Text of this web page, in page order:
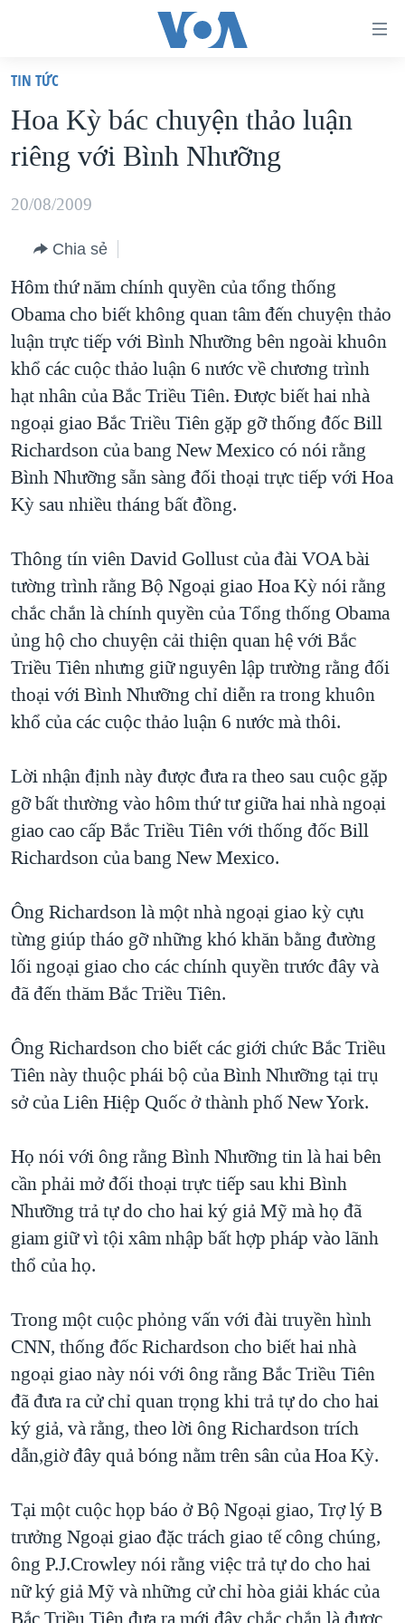
truy
cập
Tới
dung
chính
điều
hướng
chính
Đi
tới
"Tìm"
VIỆT NAM
HOA KỲ
BIỂN ĐÔNG
BLOG
DIỄN ĐÀN
MỤC
TỰ DO BÁO CHÍ
VẠCH TRẦN TIN GIẢ
NGƯỜI VIỆT HẢI NGOẠI
ĐỜI SỐNG
SỨC KHOẺ
VĂN HOÁ
THỂ THAO
GIÁO DỤC
CHUYÊN ĐỀ
CHIẾN TRANH THƯƠNG MẠI CỦA MỸ: QUÁ KHỨ VÀ HIỆN
HÀNH TRÌNH BẦU CỬ 2024
MỘT NĂM CHIẾN TRANH TẠI DẢI GAZA
GIẢI MÃ VÀNH ĐAI & CON ĐƯỜNG
TRỊNH VĨNH BÌNH - NGƯỜI HẠ 'BÊN THẮNG CUỘC'
GROUND ZERO – XƯA VÀ NAY
CHI PHÍ CHIẾN TRANH AFGHANISTAN
CÁC GIÁ TRỊ CỘNG HÒA Ở VIỆT NAM
THƯỢNG ĐỈNH TRUMP-KIM TẠI VIỆT NAM
TRỊNH VĨNH BÌNH VS. CHÍNH PHỦ VIỆT NAM
NGƯ DÂN VIỆT VÀ LÀN SÓNG TRỘM HẢI SÂM
BÊN KIA QUỐC LỘ: TIẾNG VỌNG TỪ NÔNG THÔN MỸ
QUAN HỆ VIỆT MỸ
HỌC TIẾNG ANH
VIDEO
NGHE
MẠNG XÃ HỘI
Ngôn ngữ khác
TIN TỨC
Hoa Kỳ bác chuyện thảo luận
riêng với Bình Nhưỡng
20/08/2009
Chia sẻ
Hôm thứ năm chính quyền của tổng thống
Obama cho biết không quan tâm đến chuyện thảo
luận trực tiếp với Bình Nhưỡng bên ngoài khuôn
khổ các cuộc thảo luận 6 nước về chương trình
hạt nhân của Bắc Triều Tiên. Được biết hai nhà
ngoại giao Bắc Triều Tiên gặp gỡ thống đốc Bill
Richardson của bang New Mexico có nói rằng
Bình Nhưỡng sẵn sàng đối thoại trực tiếp với Hoa
Kỳ sau nhiều tháng bất đồng.
Thông tín viên David Gollust của đài VOA bài
tường trình rằng Bộ Ngoại giao Hoa Kỳ nói rằng
chắc chắn là chính quyền của Tổng thống Obama
ủng hộ cho chuyện cải thiện quan hệ với Bắc
Triều Tiên nhưng giữ nguyên lập trường rằng đối
thoại với Bình Nhưỡng chỉ diễn ra trong khuôn
khổ của các cuộc thảo luận 6 nước mà thôi.
Lời nhận định này được đưa ra theo sau cuộc gặp
gỡ bất thường vào hôm thứ tư giữa hai nhà ngoại
giao cao cấp Bắc Triều Tiên với thống đốc Bill
Richardson của bang New Mexico.
Ông Richardson là một nhà ngoại giao kỳ cựu
từng giúp tháo gỡ những khó khăn bằng đường
lối ngoại giao cho các chính quyền trước đây và
đã đến thăm Bắc Triều Tiên.
Ông Richardson cho biết các giới chức Bắc Triều
Tiên này thuộc phái bộ của Bình Nhưỡng tại trụ
sở của Liên Hiệp Quốc ở thành phố New York.
Họ nói với ông rằng Bình Nhưỡng tin là hai bên
cần phải mở đối thoại trực tiếp sau khi Bình
Nhưỡng trả tự do cho hai ký giả Mỹ mà họ đã
giam giữ vì tội xâm nhập bất hợp pháp vào lãnh
thổ của họ.
Trong một cuộc phỏng vấn với đài truyền hình
CNN, thống đốc Richardson cho biết hai nhà
ngoại giao này nói với ông rằng Bắc Triều Tiên
đã đưa ra cử chỉ quan trọng khi trả tự do cho hai
ký giả, và rằng, theo lời ông Richardson trích
dẫn,giờ đây quả bóng nằm trên sân của Hoa Kỳ.
Tại một cuộc họp báo ở Bộ Ngoại giao, Trợ lý B
trưởng Ngoại giao đặc trách giao tế công chúng,
ông P.J.Crowley nói rằng việc trả tự do cho hai
nữ ký giả Mỹ và những cử chỉ hòa giải khác của